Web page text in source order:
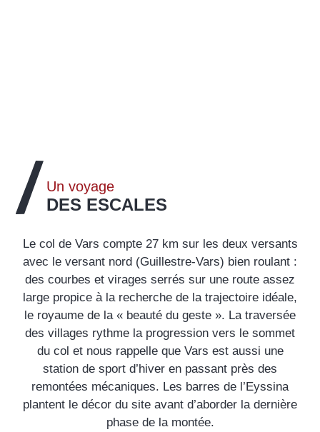
Un voyage
DES ESCALES
Le col de Vars compte 27 km sur les deux versants
avec le versant nord (Guillestre-Vars) bien roulant :
des courbes et virages serrés sur une route assez
large propice à la recherche de la trajectoire idéale,
le royaume de la « beauté du geste ». La traversée
des villages rythme la progression vers le sommet
du col et nous rappelle que Vars est aussi une
station de sport d’hiver en passant près des
remontées mécaniques. Les barres de l’Eyssina
plantent le décor du site avant d’aborder la dernière
phase de la montée.